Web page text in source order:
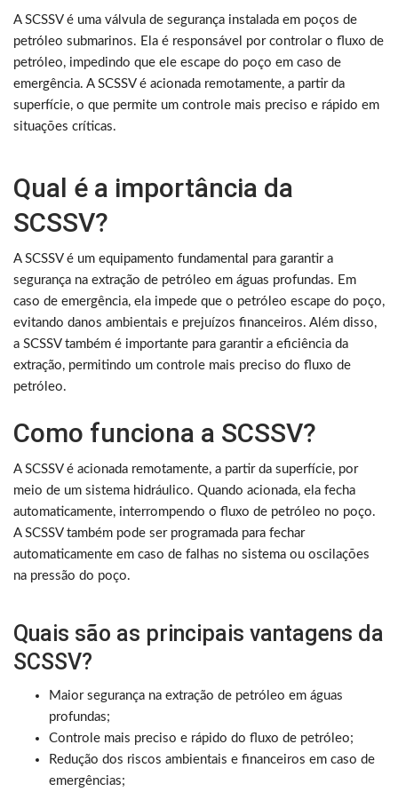
A SCSSV é uma válvula de segurança instalada em poços de
petróleo submarinos. Ela é responsável por controlar o fluxo de
petróleo, impedindo que ele escape do poço em caso de
emergência. A SCSSV é acionada remotamente, a partir da
superfície, o que permite um controle mais preciso e rápido em
situações críticas.
Qual é a importância da
SCSSV?
A SCSSV é um equipamento fundamental para garantir a
segurança na extração de petróleo em águas profundas. Em
caso de emergência, ela impede que o petróleo escape do poço,
evitando danos ambientais e prejuízos financeiros. Além disso,
a SCSSV também é importante para garantir a eficiência da
extração, permitindo um controle mais preciso do fluxo de
petróleo.
Como funciona a SCSSV?
A SCSSV é acionada remotamente, a partir da superfície, por
meio de um sistema hidráulico. Quando acionada, ela fecha
automaticamente, interrompendo o fluxo de petróleo no poço.
A SCSSV também pode ser programada para fechar
automaticamente em caso de falhas no sistema ou oscilações
na pressão do poço.
Quais são as principais vantagens da
SCSSV?
Maior segurança na extração de petróleo em águas
profundas;
Controle mais preciso e rápido do fluxo de petróleo;
Redução dos riscos ambientais e financeiros em caso de
emergências;